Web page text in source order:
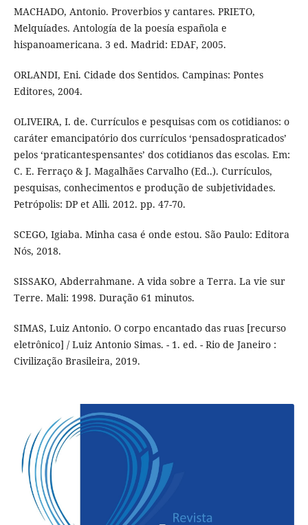
MACHADO, Antonio. Proverbios y cantares. PRIETO,
Melquíades. Antología de la poesía española e
hispanoamericana. 3 ed. Madrid: EDAF, 2005.
ORLANDI, Eni. Cidade dos Sentidos. Campinas: Pontes
Editores, 2004.
OLIVEIRA, I. de. Currículos e pesquisas com os cotidianos: o
caráter emancipatório dos currículos ‘pensadospraticados’
pelos ‘praticantespensantes’ dos cotidianos das escolas. Em:
C. E. Ferraço & J. Magalhães Carvalho (Ed..). Currículos,
pesquisas, conhecimentos e produção de subjetividades.
Petrópolis: DP et Alli. 2012. pp. 47-70.
SCEGO, Igiaba. Minha casa é onde estou. São Paulo: Editora
Nós, 2018.
SISSAKO, Abderrahmane. A vida sobre a Terra. La vie sur
Terre. Mali: 1998. Duração 61 minutos.
SIMAS, Luiz Antonio. O corpo encantado das ruas [recurso
eletrônico] / Luiz Antonio Simas. - 1. ed. - Rio de Janeiro :
Civilização Brasileira, 2019.